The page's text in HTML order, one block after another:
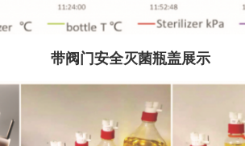
带阀门安全灭菌瓶盖展示